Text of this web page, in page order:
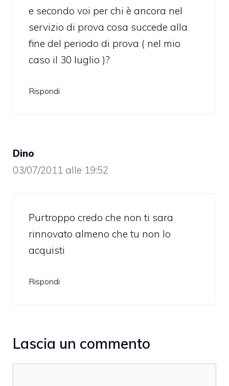
e secondo voi per chi è ancora nel
servizio di prova cosa succede alla
fine del periodo di prova ( nel mio
caso il 30 luglio )?
Rispondi
Dino
03/07/2011 alle 19:52
Purtroppo credo che non ti sara
rinnovato almeno che tu non lo
acquisti
Rispondi
Lascia un commento